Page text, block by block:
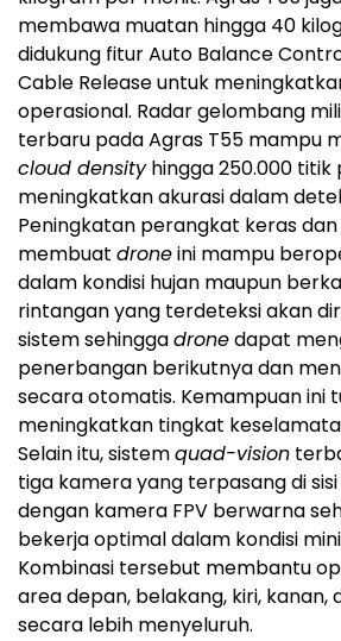
membawa muatan hingga 40
didukung fitur Auto Balance
Cable Release untuk
operasional. Radar gelombang
terbaru pada Agras T55 mampu
cloud densityhingga 250.000 titik
meningkatkan akurasi dalam
Peningkatan perangkat keras
membuat droneini mampu
dalam kondisi hujan maupun
rintangan yang terdeteksi akan
sistem sehinggadronedapat
penerbangan berikutnya dan
secara otomatis. Kemampuan ini
meningkatkan tingkat
Selain itu, sistemquad-vision
tiga kamera yang terpasang di
dengan kamera FPV berwarna
bekerja optimal dalam kondisi
Kombinasi tersebut membantu
area depan, belakang, kiri, kanan,
secara lebih menyeluruh.